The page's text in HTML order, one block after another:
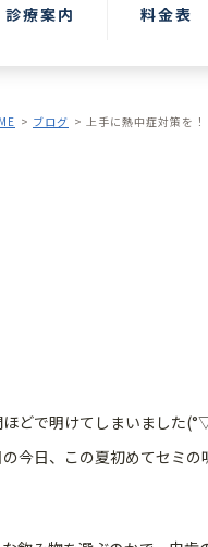
診療案内 料金表
ブログ 上手に熱中症対策を！
どで明けてしまいました
今日、この夏初めてセミの